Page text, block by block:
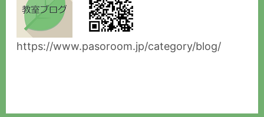
https://www.pasoroom.jp/category/blog/